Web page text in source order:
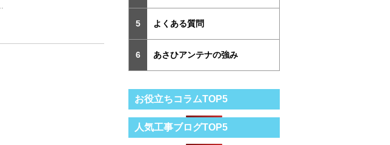
よくある質問
あさひアンテナの強み
お役立ちコラムTOP5
人気工事ブログTOP5